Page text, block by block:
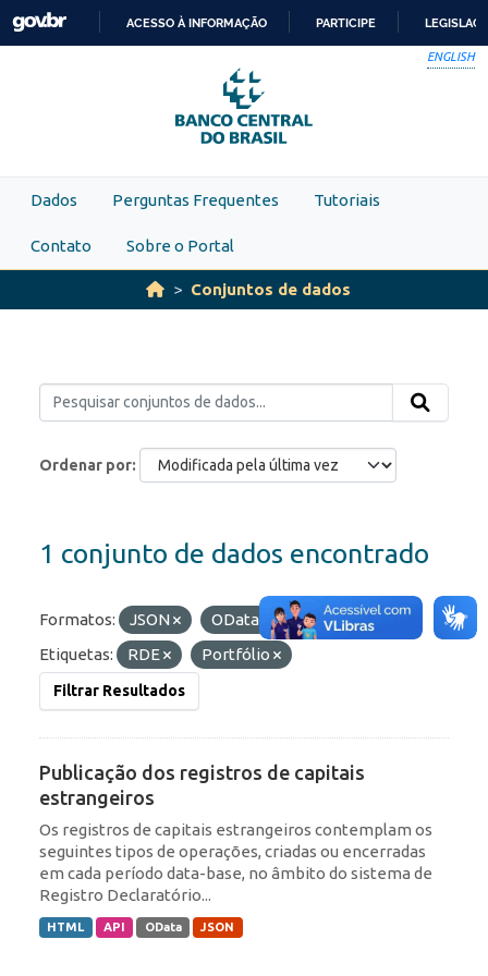
Skip to main content
PARA
O
CONTEÚDO
ACESSO À INFORMAÇÃO PARTICIPE
ENGLISH
Dados Perguntas Frequentes Tutoriais
Contato Sobre o Portal
Conjuntos de dados
Ordenar por
1 conjunto de dados encontrado
Formatos: JSON OData
HTML
Etiquetas:
RDE Portfólio
Filtrar Resultados
Publicação dos registros de capitais
estrangeiros
Os registros de capitais estrangeiros contemplam os
seguintes tipos de operações, criadas ou encerradas
em cada período data-base, no âmbito do sistema de
Registro Declaratório...
HTML API OData JSON